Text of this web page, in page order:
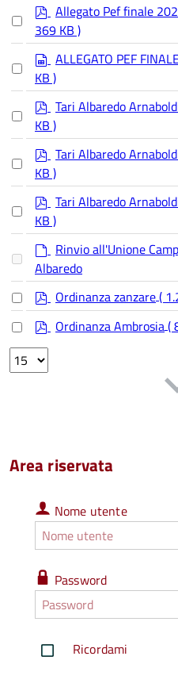
Select
an
item
d
f
Allegato Pef finale
369 KB )
Select
an
item
p
r
e
a
d
h
e
e
t
ALLEGATO PEF
KB )
Select
an
item
p
d
f
Tari Albaredo
KB )
Select
an
item
p
d
f
Tari Albaredo
KB )
Select
an
item
p
d
f
Tari Albaredo
KB )
Select
an
item
e
f
u
Rinvio all'Unione
Albaredo
Select
an
item
d
Ordinanza zanzare(
Select
an
item
d
Ordinanza Ambrosia(
Select
the
Area riservata
Nome
utente
Nome utente
Password
Password
Ricordami